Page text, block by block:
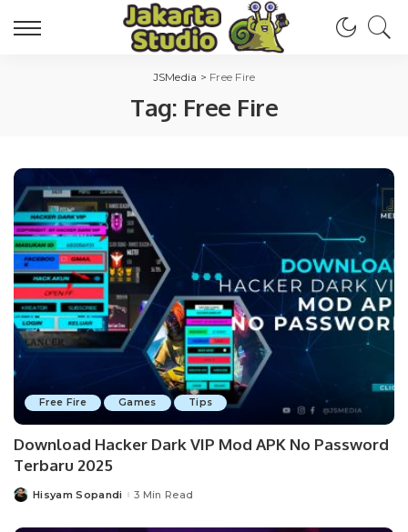
JSMedia > Free Fire
Tag: Free Fire
Free Fire Games Tips
Download Hacker Dark VIP Mod APK No Password
Terbaru 2025
PostedHisyam Sopandi 3 Min Read